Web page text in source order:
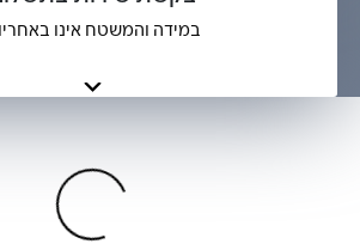
במידה והמשטח אינו
Loading